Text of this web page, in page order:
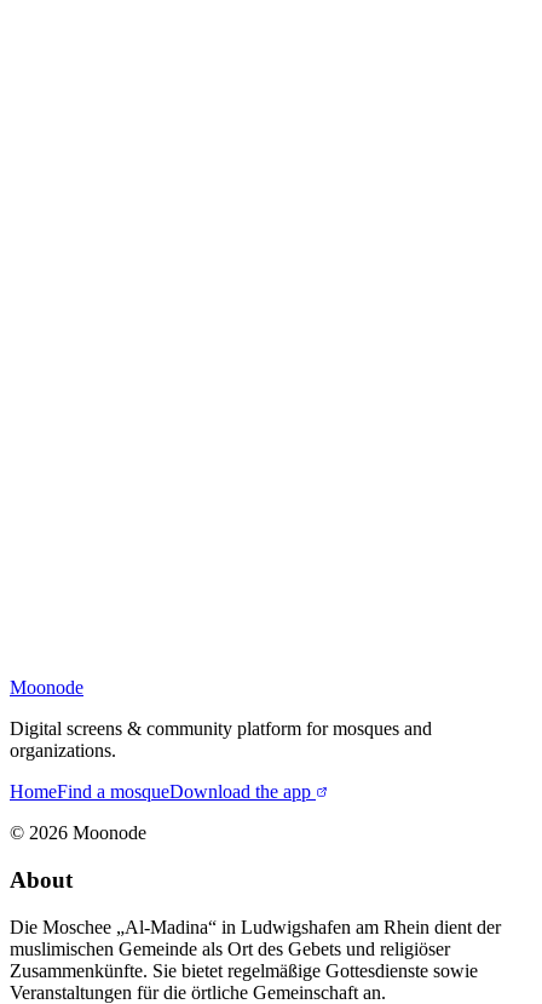
Moonode
Digital screens & community platform for mosques and
organizations.
HomeFind a mosqueDownload the app
© 2026 Moonode
About
Die Moschee „Al-Madina“ in Ludwigshafen am Rhein dient der
muslimischen Gemeinde als Ort des Gebets und religiöser
Zusammenkünfte. Sie bietet regelmäßige Gottesdienste sowie
Veranstaltungen für die örtliche Gemeinschaft an.